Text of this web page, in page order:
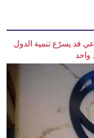
قد يسرّع تنمية الدول
واحد